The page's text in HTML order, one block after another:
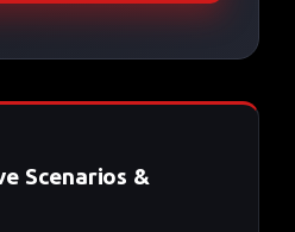
Scenarios &